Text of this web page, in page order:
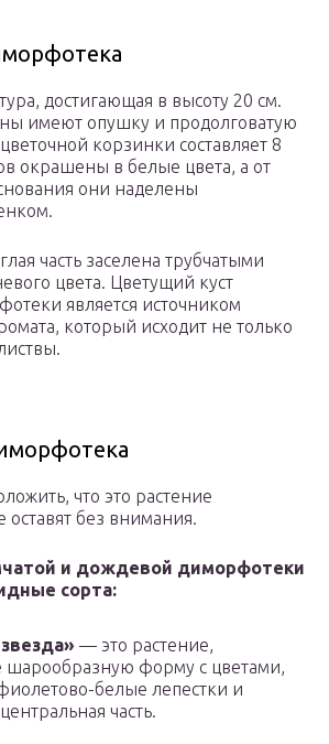
достигающая в высоту 20 см.
имеют опушку и продолговатую
корзинки составляет 8
окрашены в белые цвета, а от
они наделены
часть заселена трубчатыми
цвета. Цветущий куст
является источником
который исходит не только
что это растение
без внимания.
и дождевой диморфотеки
сорта:
— это растение,
форму с цветами,
белые лепестки и
часть.